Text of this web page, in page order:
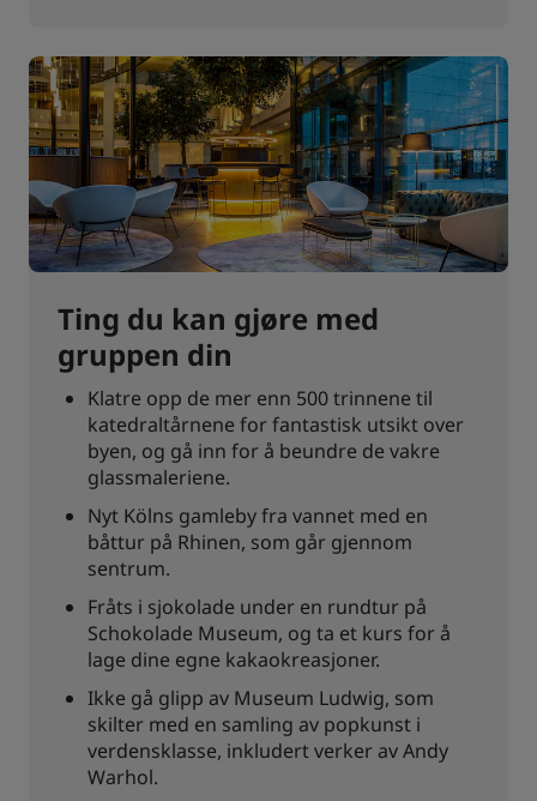
Ting du kan gjøre med
gruppen din
Klatre opp de mer enn 500 trinnene til
katedraltårnene for fantastisk utsikt over
byen, og gå inn for å beundre de vakre
glassmaleriene.
Nyt Kölns gamleby fra vannet med en
båttur på Rhinen, som går gjennom
sentrum.
Fråts i sjokolade under en rundtur på
Schokolade Museum, og ta et kurs for å
lage dine egne kakaokreasjoner.
Ikke gå glipp av Museum Ludwig, som
skilter med en samling av popkunst i
verdensklasse, inkludert verker av Andy
Warhol.